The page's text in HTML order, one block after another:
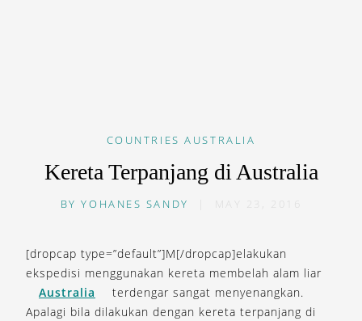
COUNTRIES AUSTRALIA
Kereta Terpanjang di Australia
BYYOHANES SANDY MAY 23, 2016
[dropcap type=”default”]M[/dropcap]elakukan
ekspedisi menggunakan kereta membelah alam liar
Australia
terdengar sangat menyenangkan.
Apalagi bila dilakukan dengan kereta terpanjang di